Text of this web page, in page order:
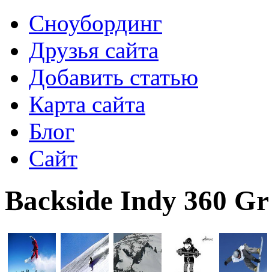
Сноубординг
Друзья сайта
Добавить статью
Карта сайта
Блог
Сайт
Backside Indy 360